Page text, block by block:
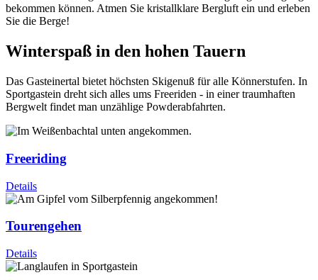
bekommen können. Atmen Sie kristallklare Bergluft ein und erleben
Sie die Berge!
Winterspaß in den hohen Tauern
Das Gasteinertal bietet höchsten Skigenuß für alle Könnerstufen. In
Sportgastein dreht sich alles ums Freeriden - in einer traumhaften
Bergwelt findet man unzählige Powderabfahrten.
Freeriding
Details
Tourengehen
Details